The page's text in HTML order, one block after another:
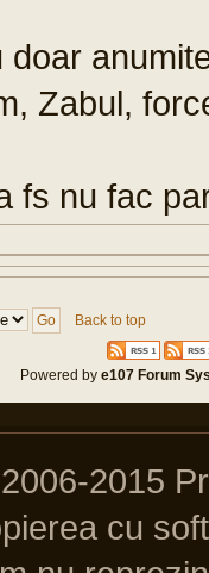
doar
Zabul,
fs nu fac
Back to top
Powered bye107 Forum
2015
cu